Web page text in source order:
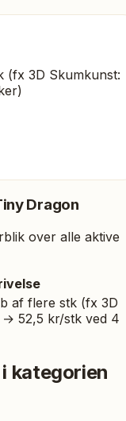
(fx 3D Skumkunst:
Dragon
over alle aktive
af flere stk (fx 3D
52,5 kr/stk ved 4
kategorien